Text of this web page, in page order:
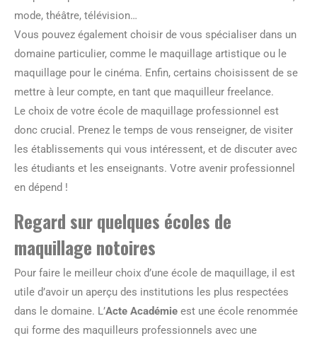
mode, théâtre, télévision…
Vous pouvez également choisir de vous spécialiser dans un
domaine particulier, comme le maquillage artistique ou le
maquillage pour le cinéma. Enfin, certains choisissent de se
mettre à leur compte, en tant que maquilleur freelance.
Le choix de votre école de maquillage professionnel est
donc crucial. Prenez le temps de vous renseigner, de visiter
les établissements qui vous intéressent, et de discuter avec
les étudiants et les enseignants. Votre avenir professionnel
en dépend !
Regard sur quelques écoles de
maquillage notoires
Pour faire le meilleur choix d’une école de maquillage, il est
utile d’avoir un aperçu des institutions les plus respectées
dans le domaine. L’Acte Académie est une école renommée
qui forme des maquilleurs professionnels avec une